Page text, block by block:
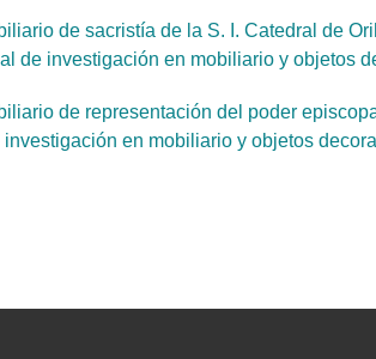
de sacristía de la S. I. Catedral de
de investigación en mobiliario y objetos
de representación del poder
en mobiliario y objetos